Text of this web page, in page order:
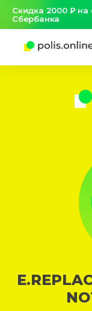
Скидка 2000 ₽ на
Сбербанка